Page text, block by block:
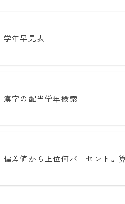
学年早見表
漢字の配当学年検索
偏差値から上位何パーセント計